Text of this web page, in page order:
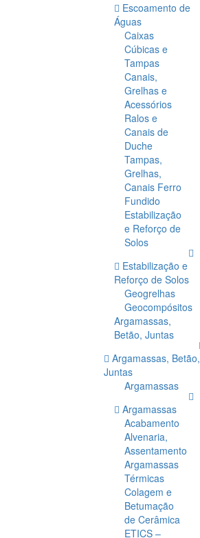
Escoamento de
Águas
Caixas
Cúbicas e
Tampas
Canais,
Grelhas e
Acessórios
Ralos e
Canais de
Duche
Tampas,
Grelhas,
Canais Ferro
Fundido
Estabilização
e Reforço de
Solos
Estabilização e
Reforço de Solos
Geogrelhas
Geocompósitos
Argamassas,
Betão, Juntas
Argamassas, Betão,
Juntas
Argamassas
Argamassas
Acabamento
Alvenaria,
Assentamento
Argamassas
Térmicas
Colagem e
Betumação
de Cerâmica
ETICS –